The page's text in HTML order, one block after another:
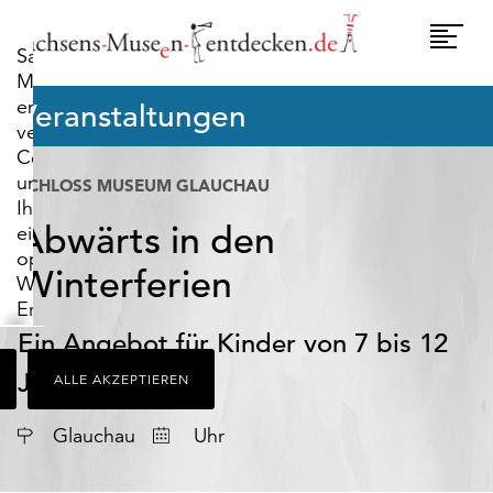
Sachsens-
Museen-
entdecken.de
verwendet
Cookies,
um
Ihnen
ein
optimales
Webseiten-
Erlebnis
zu
bieten.
Dazu
zählen
Cookies,
für
ALLE AKZEPTIEREN
Veranstaltungen
SCHLOSS MUSEUM GLAUCHAU
Abwärts in den
Winterferien
Ein Angebot für Kinder von 7 bis 12
Jahren
Glauchau DatumUhr